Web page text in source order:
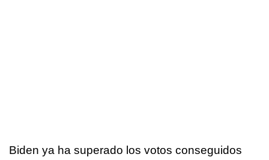
Biden ya ha superado los votos conseguidos